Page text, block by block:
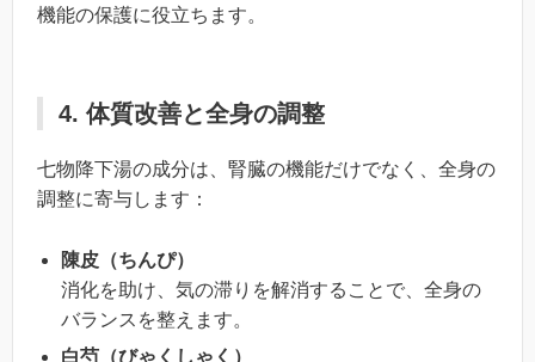
機能の保護に役立ちます。
4. 体質改善と全身の調整
七物降下湯の成分は、腎臓の機能だけでなく、全身の
調整に寄与します：
陳皮（ちんぴ）
消化を助け、気の滞りを解消することで、全身の
バランスを整えます。
白芍（びゃくしゃく）